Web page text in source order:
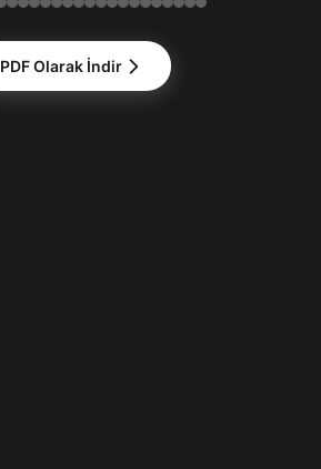
PDF Olarak İndir